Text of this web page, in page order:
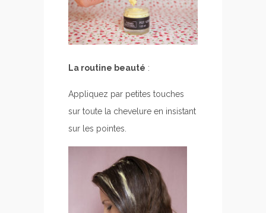
La routine beauté :
Appliquez par petites touches
sur toute la chevelure en insistant
sur les pointes.